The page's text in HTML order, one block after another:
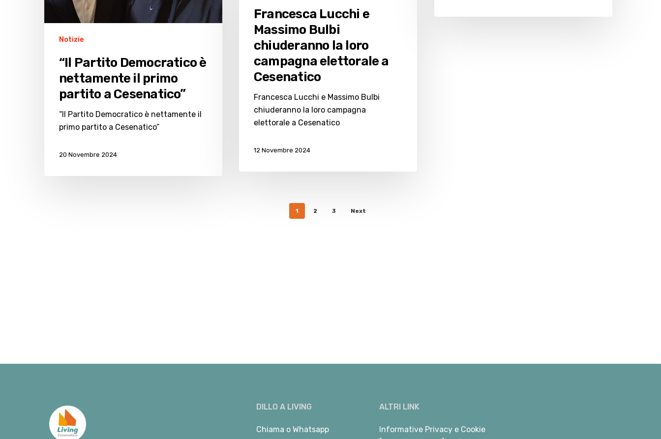
Notizie
“Il Partito Democratico è
nettamente il primo
partito a Cesenatico”
“Il Partito Democratico è nettamente il
primo partito a Cesenatico”
20 Novembre 2024
Massimo
Bulbi
chiuderanno
campagna
elettorale
Cesenatico
Francesca Lucchi e
Massimo Bulbi
chiuderanno la loro
campagna elettorale a
Cesenatico
Francesca Lucchi e Massimo Bulbi
chiuderanno la loro campagna
elettorale a Cesenatico
12 Novembre 2024
1 2 3 Next
DILLO A LIVING
Chiama o Whatsapp
ALTRI LINK
Informative Privacy e Cookie